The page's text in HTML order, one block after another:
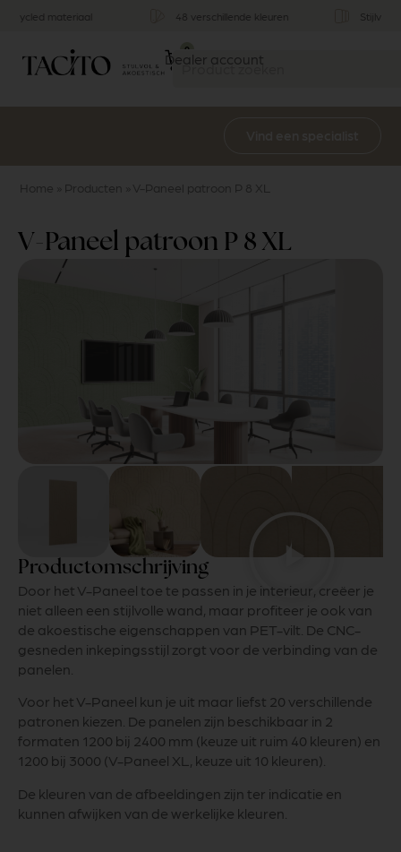
Stijlvol & functioneel Multifunctioneel
Dealer account
0
Home Producten V-Paneel patroon P 8 XL
V-Paneel patroon P 8 XL
Productomschrijving
Door het V-Paneel toe te passen in je interieur, creëer je
niet alleen een stijlvolle wand, maar profiteer je ook van
de akoestische eigenschappen van PET-vilt. De CNC-
gesneden inkepingsstijl zorgt voor de verbinding van de
panelen.
Voor het V-Paneel kun je uit maar liefst 20 verschillende
patronen kiezen. De panelen zijn beschikbaar in 2
formaten 1200 bij 2400 mm (keuze uit ruim 40 kleuren) en
1200 bij 3000 (V-Paneel XL, keuze uit 10 kleuren).
De kleuren van de afbeeldingen zijn ter indicatie en
kunnen afwijken van de werkelijke kleuren.